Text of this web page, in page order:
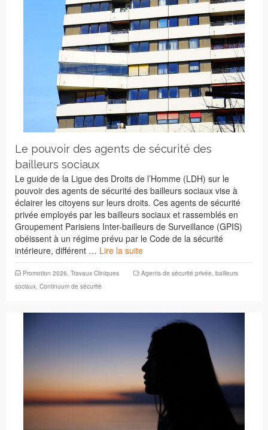
Le pouvoir des agents de sécurité des
bailleurs sociaux
Le guide de la Ligue des Droits de l’Homme (LDH) sur le
pouvoir des agents de sécurité des bailleurs sociaux vise à
éclairer les citoyens sur leurs droits. Ces agents de sécurité
privée employés par les bailleurs sociaux et rassemblés en
Groupement Parisiens Inter-bailleurs de Surveillance (GPIS)
obéissent à un régime prévu par le Code de la sécurité
intérieure, différent … Lire la suite
Promotion 2026 Travaux Cliniques Agents de sécurité privée bailleurs
sociaux Continuum de sécurité